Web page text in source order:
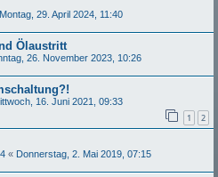
Montag, 29. April 2024, 11:40
Ölaustritt
26. November 2023, 10:26
16. Juni 2021, 09:33
1 2
« Donnerstag, 2. Mai 2019, 07:15